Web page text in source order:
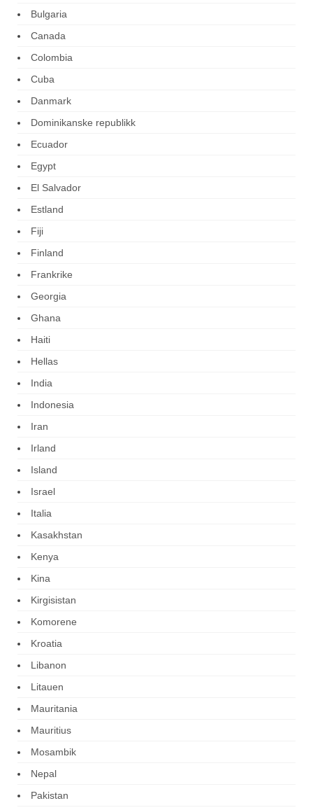
Bulgaria
Canada
Colombia
Cuba
Danmark
Dominikanske republikk
Ecuador
Egypt
El Salvador
Estland
Fiji
Finland
Frankrike
Georgia
Ghana
Haiti
Hellas
India
Indonesia
Iran
Irland
Island
Israel
Italia
Kasakhstan
Kenya
Kina
Kirgisistan
Komorene
Kroatia
Libanon
Litauen
Mauritania
Mauritius
Mosambik
Nepal
Pakistan